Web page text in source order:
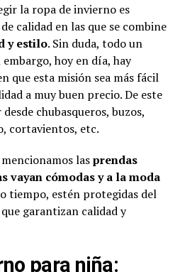
la ropa de invierno es
calidad en las que se combine
y estilo. Sin duda, todo un
hoy en día, hay
que esta misión sea más fácil
a muy buen precio. De este
chubasqueros, buzos,
cortavientos, etc.
lasprendas
vayan cómodas y a la moda
tiempo, estén protegidas del
garantizan calidad y
para niña: